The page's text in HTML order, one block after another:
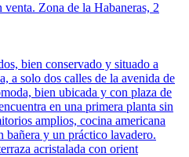
Zona de la Habaneras, 2
bien conservado y situado a
a solo dos calles de la avenida de
bien ubicada y con plaza de
en una primera planta sin
amplios, cocina americana
bañera y un práctico lavadero.
acristalada con orient